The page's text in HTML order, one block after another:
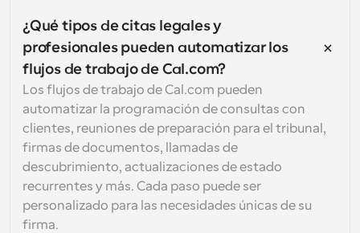
¿Qué tipos de citas legales y
profesionales pueden automatizar los
flujos de trabajo de Cal.com?
Los flujos de trabajo de Cal.com pueden
automatizar la programación de consultas con
clientes, reuniones de preparación para el tribunal,
firmas de documentos, llamadas de
descubrimiento, actualizaciones de estado
recurrentes y más. Cada paso puede ser
personalizado para las necesidades únicas de su
firma.